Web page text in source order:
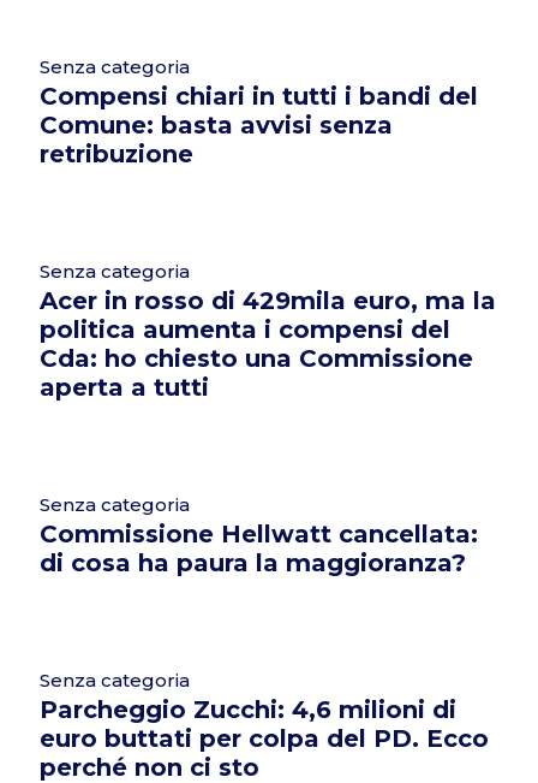
Senza categoria
Compensi chiari in tutti i bandi del
Comune: basta avvisi senza
retribuzione
Senza categoria
Acer in rosso di 429mila euro, ma la
politica aumenta i compensi del
Cda: ho chiesto una Commissione
aperta a tutti
Senza categoria
Commissione Hellwatt cancellata:
di cosa ha paura la maggioranza?
Senza categoria
Parcheggio Zucchi: 4,6 milioni di
euro buttati per colpa del PD. Ecco
perché non ci sto